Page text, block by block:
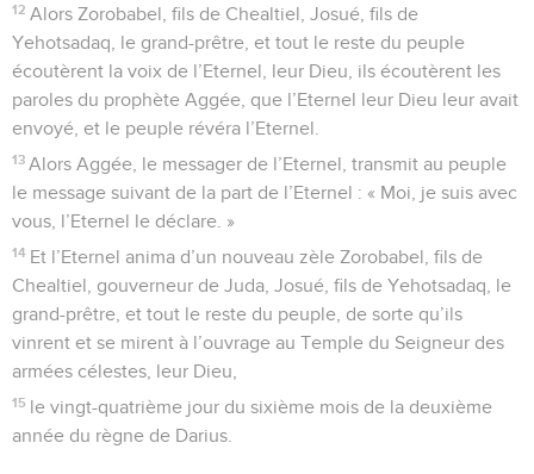
12 Alors Zorobabel, fils de Chealtiel, Josué, fils de
Yehotsadaq, le grand-prêtre, et tout le reste du peuple
écoutèrent la voix de l’Eternel, leur Dieu, ils écoutèrent les
paroles du prophète Aggée, que l’Eternel leur Dieu leur avait
envoyé, et le peuple révéra l’Eternel.
13 Alors Aggée, le messager de l’Eternel, transmit au peuple
le message suivant de la part de l’Eternel : « Moi, je suis avec
vous, l’Eternel le déclare. »
14 Et l’Eternel anima d’un nouveau zèle Zorobabel, fils de
Chealtiel, gouverneur de Juda, Josué, fils de Yehotsadaq, le
grand-prêtre, et tout le reste du peuple, de sorte qu’ils
vinrent et se mirent à l’ouvrage au Temple du Seigneur des
armées célestes, leur Dieu,
15 le vingt-quatrième jour du sixième mois de la deuxième
année du règne de Darius.